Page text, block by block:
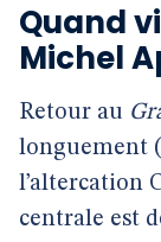
Quand
Michel
Retour au
longuement
l’altercation
centrale est